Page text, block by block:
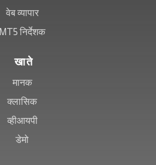
वेब व्यापार
MT5 निर्देशक
खाते
मानक
क्लासिक
व्हीआयपी
डेमो